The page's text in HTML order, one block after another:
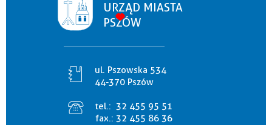
URZĄD MIASTA
PSZÓW
ul. Pszowska 534
44-370 Pszów
tel.: 32 455 95 51
fax.: 32 455 86 36